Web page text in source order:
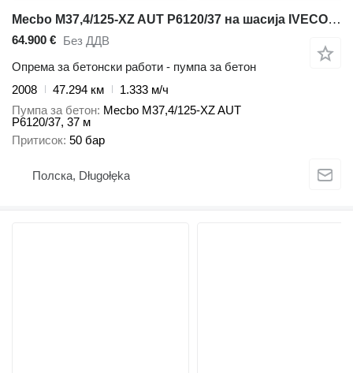
Mecbo M37,4/125-XZ AUT P6120/37 на шасија IVECO Trakker 400
64.900 € Без ДДВ
Опрема за бетонски работи - пумпа за бетон
2008
47.294 км
1.333 м/ч
Пумпа за бетон Mecbo M37,4/125-XZ AUT
P6120/37, 37 м
Притисок 50 бар
Полска, Długołęka